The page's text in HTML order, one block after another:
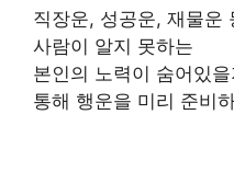
직장운, 성공운, 재물운
사람이 알지 못하는
본인의 노력이 숨어있
통해 행운을 미리 준비